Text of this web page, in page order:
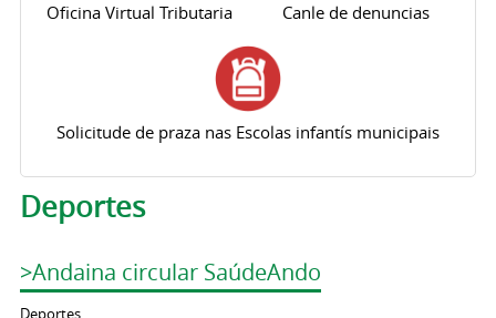
Oficina Virtual Tributaria Canle de denuncias
Solicitude de praza nas Escolas infantís municipais
Deportes
>Andaina circular SaúdeAndo
Deportes